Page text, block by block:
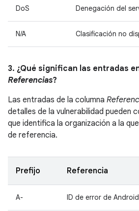
DoS Denegación del
N/A Clasificación no
3. ¿Qué significan las entradas
Referencias?
Las entradas de la columna
detalles de la vulnerabilidad pueden
que identifica la organización a la
de referencia.
Prefijo Referencia
A- ID de error de Android